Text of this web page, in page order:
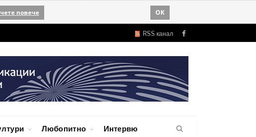
повече OK
RSS канал Facebook
Любопитно Интервю